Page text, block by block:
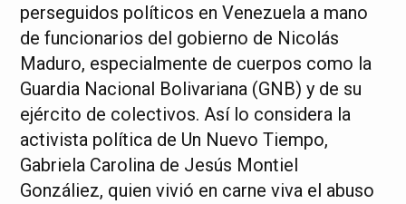
perseguidos políticos en Venezuela a mano
de funcionarios del gobierno de Nicolás
Maduro, especialmente de cuerpos como la
Guardia Nacional Bolivariana (GNB) y de su
ejército de colectivos. Así lo considera la
activista política de Un Nuevo Tiempo,
Gabriela Carolina de Jesús Montiel
Gonzáliez, quien vivió en carne viva el abuso